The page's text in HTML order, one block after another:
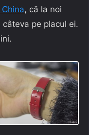
, că la noi
pe placul ei.